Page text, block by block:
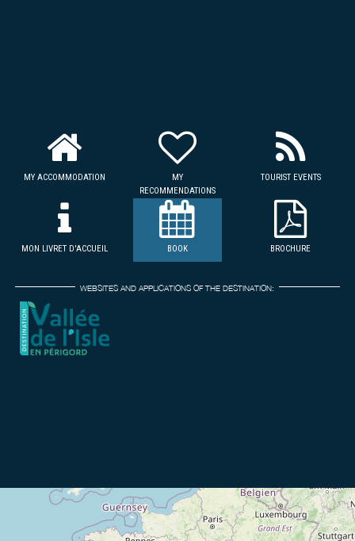
MY ACCOMMODATION
MY
RECOMMENDATIONS
TOURIST EVENTS
MON LIVRET D'ACCUEIL BOOK BROCHURE
WEBSITES AND APPLICATIONS OF THE DESTINATION: